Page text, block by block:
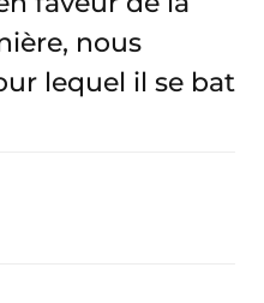
nous
lequel il se bat